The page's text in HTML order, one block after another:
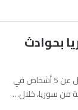
بحوادث
آفرين علو ـ xeber24.net قُتل ما لا يقل عن 5 أشخاص في
من سوريا، خلال…